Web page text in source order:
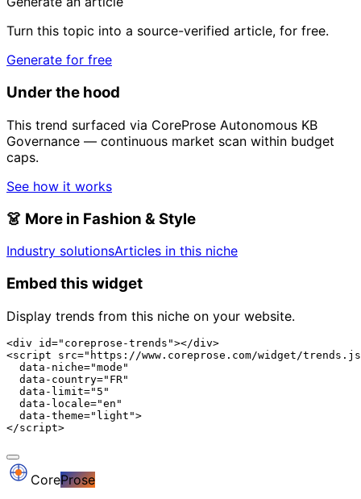
Turn this topic into a source-verified article, for free.
Generate for free
Under the hood
This trend surfaced via CoreProse Autonomous KB
Governance — continuous market scan within budget
caps.
See how it works
👗 More in Fashion & Style
Industry solutionsArticles in this niche
Embed this widget
Display trends from this niche on your website.
<div id="coreprose-trends"></div>
<script src="https://www.coreprose.com/widget/
  data-niche="mode"
  data-country="FR"
  data-limit="5"
  data-locale="en"
  data-theme="light">
</script>
CoreProse